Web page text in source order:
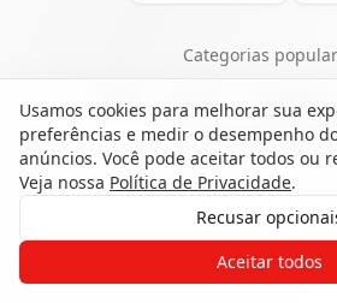
Categorias
Pisos
Painéis e
Gostaria de receber o
de nossos especialistas?
Usamos cookies para melhorar sua
preferências e medir o desempenho
anúncios. Você pode aceitar todos ou
Veja nossa Política de Privacidade.
Recusar
Aceitar todos